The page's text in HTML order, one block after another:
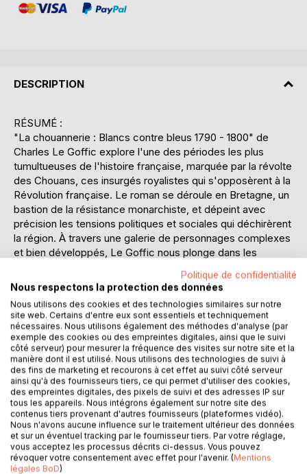
DESCRIPTION
RÉSUMÉ :
"La chouannerie : Blancs contre bleus 1790 - 1800" de
Charles Le Goffic explore l'une des périodes les plus
tumultueuses de l'histoire française, marquée par la révolte
des Chouans, ces insurgés royalistes qui s'opposèrent à la
Révolution française. Le roman se déroule en Bretagne, un
bastion de la résistance monarchiste, et dépeint avec
précision les tensions politiques et sociales qui déchirèrent
la région. À travers une galerie de personnages complexes
et bien développés, Le Goffic nous plonge dans les
pris dans cette guerre civile. Les protagonistes, issus de
milieux variés, incarnent les différentes facettes de cette
lutte entre les "Blancs" royalistes et les "Bleus"
républicains. Le récit, riche en détails historiques, offre une
vision nuancée des motivations et des aspirations des
deux camps, tout en soulignant les ravages de la guerre sur
les communautés locales. En mêlant fiction et réalité
historique, l'auteur parvient à capturer l'essence de cette
époque troublée, offrant ainsi une réflexion profonde sur la
loyauté, le devoir et la quête de liberté. Ce livre est une
lecture incontournable pour quiconque s'intéresse à la
période révolutionnaire et à ses répercussions sur la
société française.
Politique de confidentialité
Nous respectons la protection des données
Nous utilisons des cookies et des technologies similaires sur notre
site web. Certains d'entre eux sont essentiels et techniquement
nécessaires. Nous utilisons également des méthodes d'analyse (par
exemple des cookies ou des empreintes digitales, ainsi que le suivi
côté serveur) pour mesurer la fréquence des visites sur notre site et la
manière dont il est utilisé. Nous utilisons des technologies de suivi à
des fins de marketing et recourons à cet effet au suivi côté serveur
ainsi qu'à des fournisseurs tiers, ce qui permet d'utiliser des cookies,
des empreintes digitales, des pixels de suivi et des adresses IP sur
tous les appareils. Nous intégrons également sur notre site des
contenus tiers provenant d'autres fournisseurs (plateformes vidéo).
Nous n'avons aucune influence sur le traitement ultérieur des données
et sur un éventuel tracking par le fournisseur tiers. Par votre réglage,
vous acceptez les processus décrits ci-dessus. Vous pouvez
révoquer votre consentement avec effet pour l'avenir. (Mentions
légales BoD)